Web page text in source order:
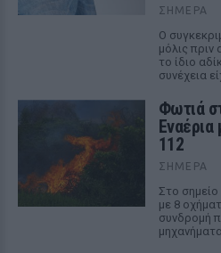
ΣΉΜΕΡΑ
Ο
μόλις πριν
το ίδιο
συνέχεια
Φωτιά
Εναέρια
112
ΣΉΜΕΡΑ
Στο
με 8
συνδρομή